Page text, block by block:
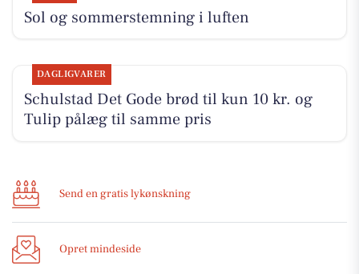
Sol og sommerstemning i luften
DAGLIGVARER
Schulstad Det Gode brød til kun 10 kr. og
Tulip pålæg til samme pris
Send en gratis lykønskning
Opret mindeside